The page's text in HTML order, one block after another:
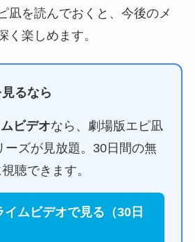
凪を読んでおくと、今後のメ
く楽しめます。
るなら
ビデオなら、劇場版エピ凪
ーズが見放題。30日間の無
聴できます。
ムビデオで見る（30日